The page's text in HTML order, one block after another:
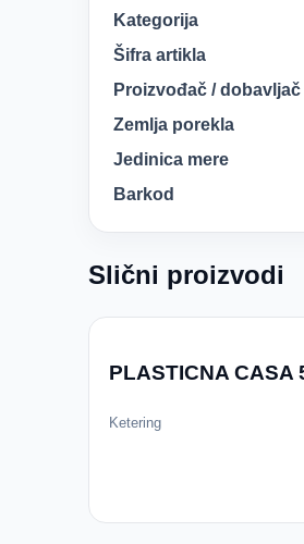
Kategorija
Šifra artikla
Proizvođač / dobavljač
Zemlja porekla
Jedinica mere
Barkod
Slični proizvodi
PLASTICNA CASA
Ketering